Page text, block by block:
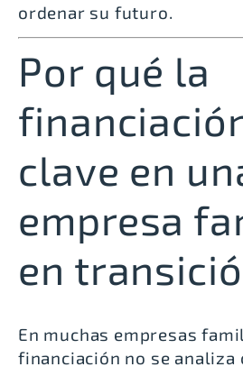
ordenar su futuro.
Por qué la
clave en
empresa
en
En muchas empresas
financiación no se analiza